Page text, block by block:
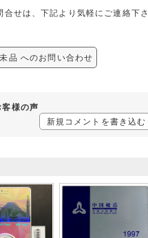
せは、下記より気軽にご連絡下さ
品 へのお問い合わせ
様の声
新規コメントを書き込む